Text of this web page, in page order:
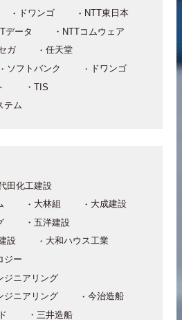
ドワンゴ
NTT東日本
データ
NTTコムウェア
ガ
任天堂
ソフトバンク
ドワンゴ
TIS
テム
田化工建設
大林組
大成建設
五洋建設
設
大和ハウス工業
ジー
ジニアリング
ジニアリング
今治造船
三井造船